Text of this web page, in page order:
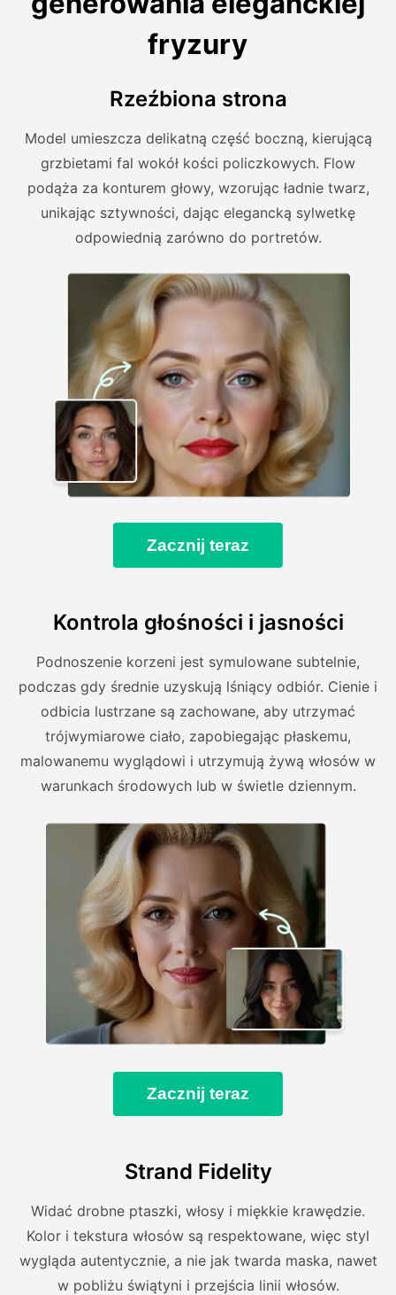
fryzury
Rzeźbiona strona
Model umieszcza delikatną część boczną, kierującą
grzbietami fal wokół kości policzkowych. Flow
podąża za konturem głowy, wzorując ładnie twarz,
unikając sztywności, dając elegancką sylwetkę
odpowiednią zarówno do portretów.
Zacznij teraz
Kontrola głośności i jasności
Podnoszenie korzeni jest symulowane subtelnie,
podczas gdy średnie uzyskują lśniący odbiór. Cienie i
odbicia lustrzane są zachowane, aby utrzymać
trójwymiarowe ciało, zapobiegając płaskemu,
malowanemu wyglądowi i utrzymują żywą włosów w
warunkach środowych lub w świetle dziennym.
Zacznij teraz
Strand Fidelity
Widać drobne ptaszki, włosy i miękkie krawędzie.
Kolor i tekstura włosów są respektowane, więc styl
wygląda autentycznie, a nie jak twarda maska, nawet
w pobliżu świątyni i przejścia linii włosów.